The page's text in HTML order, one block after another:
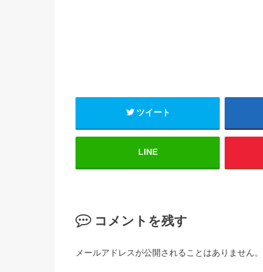
ツイート
LINE
コメントを残す
メールアドレスが公開されることはありません。